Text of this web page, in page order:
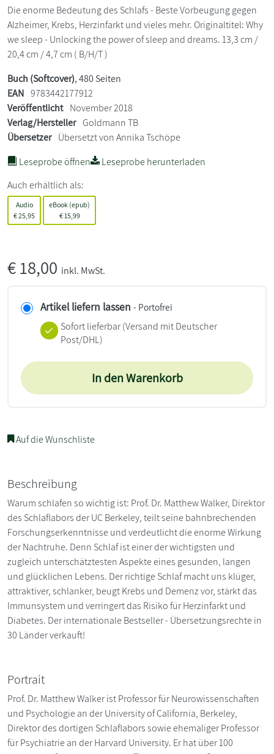
Die enorme Bedeutung des Schlafs - Beste Vorbeugung gegen
Alzheimer, Krebs, Herzinfarkt und vieles mehr. Originaltitel: Why
we sleep - Unlocking the power of sleep and dreams. 13,3 cm /
20,4 cm / 4,7 cm ( B/H/T )
Buch (Softcover), 480 Seiten
EAN 9783442177912
Veröffentlicht November 2018
Verlag/Hersteller Goldmann TB
Übersetzer Übersetzt von Annika Tschöpe
Leseprobe öffnen
Leseprobe herunterladen
Auch erhältlich als:
Audio
€25,95
eBook (epub)
€15,99
€18,00 inkl. MwSt.
Artikel liefern lassen - Portofrei
Sofort lieferbar(Versand mit Deutscher
Post/DHL)
In den Warenkorb
Auf die Wunschliste
Beschreibung
Warum schlafen so wichtig ist: Prof. Dr. Matthew Walker, Direktor
des Schlaflabors der UC Berkeley, teilt seine bahnbrechenden
Forschungserkenntnisse und verdeutlicht die enorme Wirkung
der Nachtruhe. Denn Schlaf ist einer der wichtigsten und
zugleich unterschätztesten Aspekte eines gesunden, langen
und glücklichen Lebens. Der richtige Schlaf macht uns klüger,
attraktiver, schlanker, beugt Krebs und Demenz vor, stärkt das
Immunsystem und verringert das Risiko für Herzinfarkt und
Diabetes. Der internationale Bestseller - Übersetzungsrechte in
30 Länder verkauft!
Portrait
Prof. Dr. Matthew Walker ist Professor für Neurowissenschaften
und Psychologie an der University of California, Berkeley,
Direktor des dortigen Schlaflabors sowie ehemaliger Professor
für Psychiatrie an der Harvard University. Er hat über 100